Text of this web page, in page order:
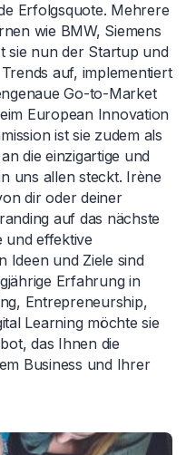
Erfolgsquote. Mehrere
wie BMW, Siemens
sie nun der Startup und
auf, implementiert
Go-to-Market
European Innovation
ist sie zudem als
die einzigartige und
uns allen steckt. Irène
dir oder deiner
auf das nächste
und effektive
Ideen und Ziele sind
Erfahrung in
Entrepreneurship,
Learning möchte sie
das Ihnen die
Business und Ihrer